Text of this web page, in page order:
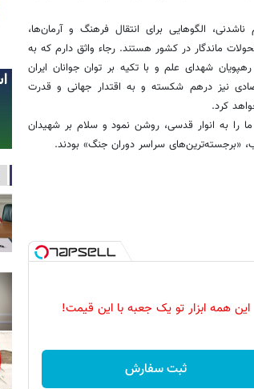
الگوهایی برای انتقال فرهنگ و آرمان‌ها،
ماندگار در کشور هستند. رجاء واثق دارم که به
شهدای علم و با تکیه بر توان جوانان ایران
نیز درهم شکسته و به اقتدار جهانی و قدرت
کرد.
را به انوار قدسی، روشن نمود و سلام بر شهیدان
«برجسته‌ترین‌های سراسر دوران جنگ» بودند.
این همه ابزار تو یک جعبه با این قیمت!
ثبت سفارش